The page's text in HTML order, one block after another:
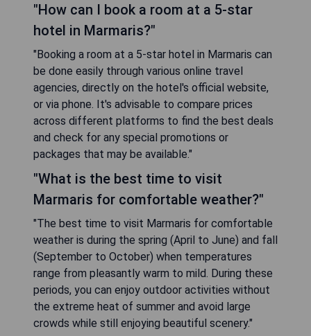
"How can I book a room at a 5-star
hotel in Marmaris?"
"Booking a room at a 5-star hotel in Marmaris can
be done easily through various online travel
agencies, directly on the hotel's official website,
or via phone. It's advisable to compare prices
across different platforms to find the best deals
and check for any special promotions or
packages that may be available."
"What is the best time to visit
Marmaris for comfortable weather?"
"The best time to visit Marmaris for comfortable
weather is during the spring (April to June) and fall
(September to October) when temperatures
range from pleasantly warm to mild. During these
periods, you can enjoy outdoor activities without
the extreme heat of summer and avoid large
crowds while still enjoying beautiful scenery."